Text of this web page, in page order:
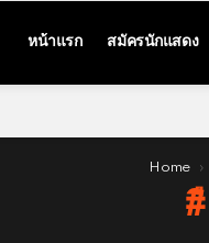
หน้าแรก สมัครนักแสดง
Home